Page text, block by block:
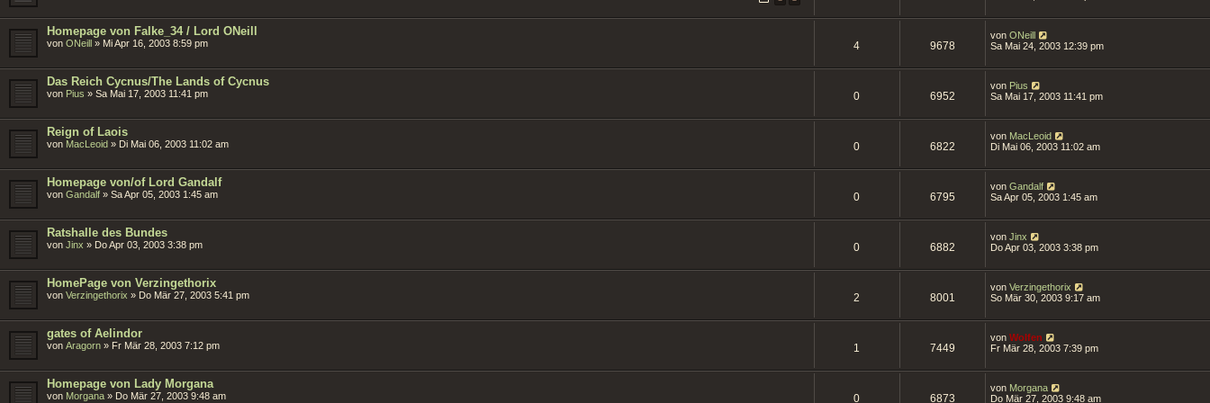
Homepage von Falke_34 / Lord ONeill
von ONeill » Mi Apr 16, 2003 8:59 pm 4 9678
von ONeill
Sa Mai 24, 2003 12:39 pm
Das Reich Cycnus/The Lands of Cycnus
von Pius » Sa Mai 17, 2003 11:41 pm 0 6952
von Pius
Sa Mai 17, 2003 11:41 pm
Reign of Laois
von MacLeoid » Di Mai 06, 2003 11:02 am 0 6822
von MacLeoid
Di Mai 06, 2003 11:02 am
Homepage von/of Lord Gandalf
von Gandalf » Sa Apr 05, 2003 1:45 am 0 6795
von Gandalf
Sa Apr 05, 2003 1:45 am
Ratshalle des Bundes
von Jinx » Do Apr 03, 2003 3:38 pm 0 6882
von Jinx
Do Apr 03, 2003 3:38 pm
HomePage von Verzingethorix
von Verzingethorix » Do Mär 27, 2003 5:41 pm 2 8001
von Verzingethorix
So Mär 30, 2003 9:17 am
gates of Aelindor
von Aragorn » Fr Mär 28, 2003 7:12 pm 1 7449
von Wolfen
Fr Mär 28, 2003 7:39 pm
Homepage von Lady Morgana
von Morgana » Do Mär 27, 2003 9:48 am 0 6873
von Morgana
Do Mär 27, 2003 9:48 am